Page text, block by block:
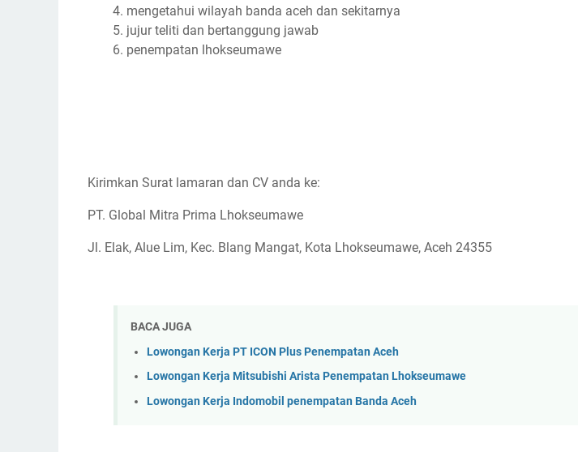
mengetahui wilayah banda aceh dan sekitarnya
jujur teliti dan bertanggung jawab
penempatan lhokseumawe
Kirimkan Surat lamaran dan CV anda ke:
PT. Global Mitra Prima Lhokseumawe
Jl. Elak, Alue Lim, Kec. Blang Mangat, Kota Lhokseumawe, Aceh 24355
BACA JUGA
Lowongan Kerja PT ICON Plus Penempatan Aceh
Lowongan Kerja Mitsubishi Arista Penempatan Lhokseumawe
Lowongan Kerja Indomobil penempatan Banda Aceh